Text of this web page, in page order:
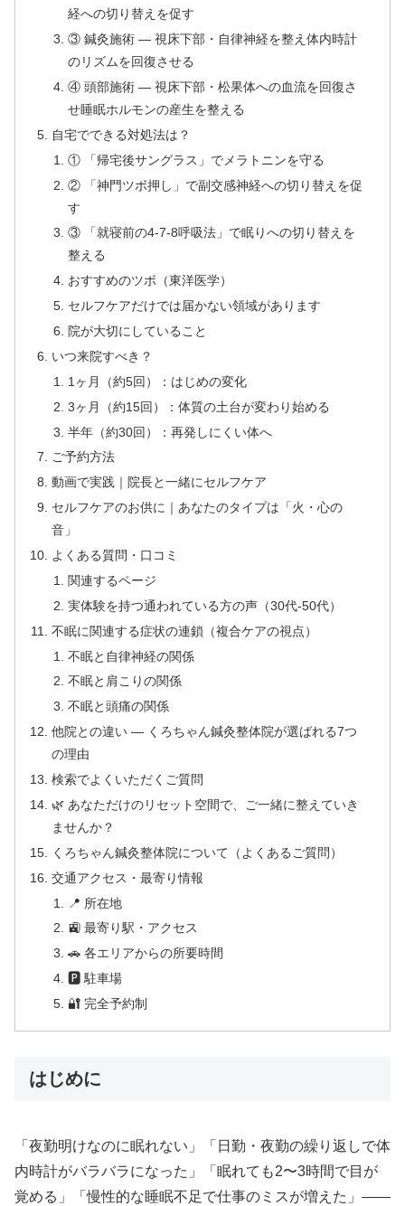
経への切り替えを促す
③ 鍼灸施術 — 視床下部・自律神経を整え体内時計
のリズムを回復させる
④ 頭部施術 — 視床下部・松果体への血流を回復さ
せ睡眠ホルモンの産生を整える
自宅でできる対処法は？
① 「帰宅後サングラス」でメラトニンを守る
② 「神門ツボ押し」で副交感神経への切り替えを促
す
③ 「就寝前の4-7-8呼吸法」で眠りへの切り替えを
整える
おすすめのツボ（東洋医学）
セルフケアだけでは届かない領域があります
院が大切にしていること
いつ来院すべき？
1ヶ月（約5回）：はじめの変化
3ヶ月（約15回）：体質の土台が変わり始める
半年（約30回）：再発しにくい体へ
ご予約方法
動画で実践｜院長と一緒にセルフケア
セルフケアのお供に｜あなたのタイプは「火・心の
音」
よくある質問・口コミ
関連するページ
実体験を持つ通われている方の声（30代-50代）
不眠に関連する症状の連鎖（複合ケアの視点）
不眠と自律神経の関係
不眠と肩こりの関係
不眠と頭痛の関係
他院との違い — くろちゃん鍼灸整体院が選ばれる7つ
の理由
検索でよくいただくご質問
🌿 あなただけのリセット空間で、ご一緒に整えていき
ませんか？
くろちゃん鍼灸整体院について（よくあるご質問）
交通アクセス・最寄り情報
📍 所在地
🚉 最寄り駅・アクセス
🚗 各エリアからの所要時間
🅿 駐車場
🔐 完全予約制
はじめに
「夜勤明けなのに眠れない」「日勤・夜勤の繰り返しで体
内時計がバラバラになった」「眠れても2〜3時間で目が
覚める」「慢性的な睡眠不足で仕事のミスが増えた」——